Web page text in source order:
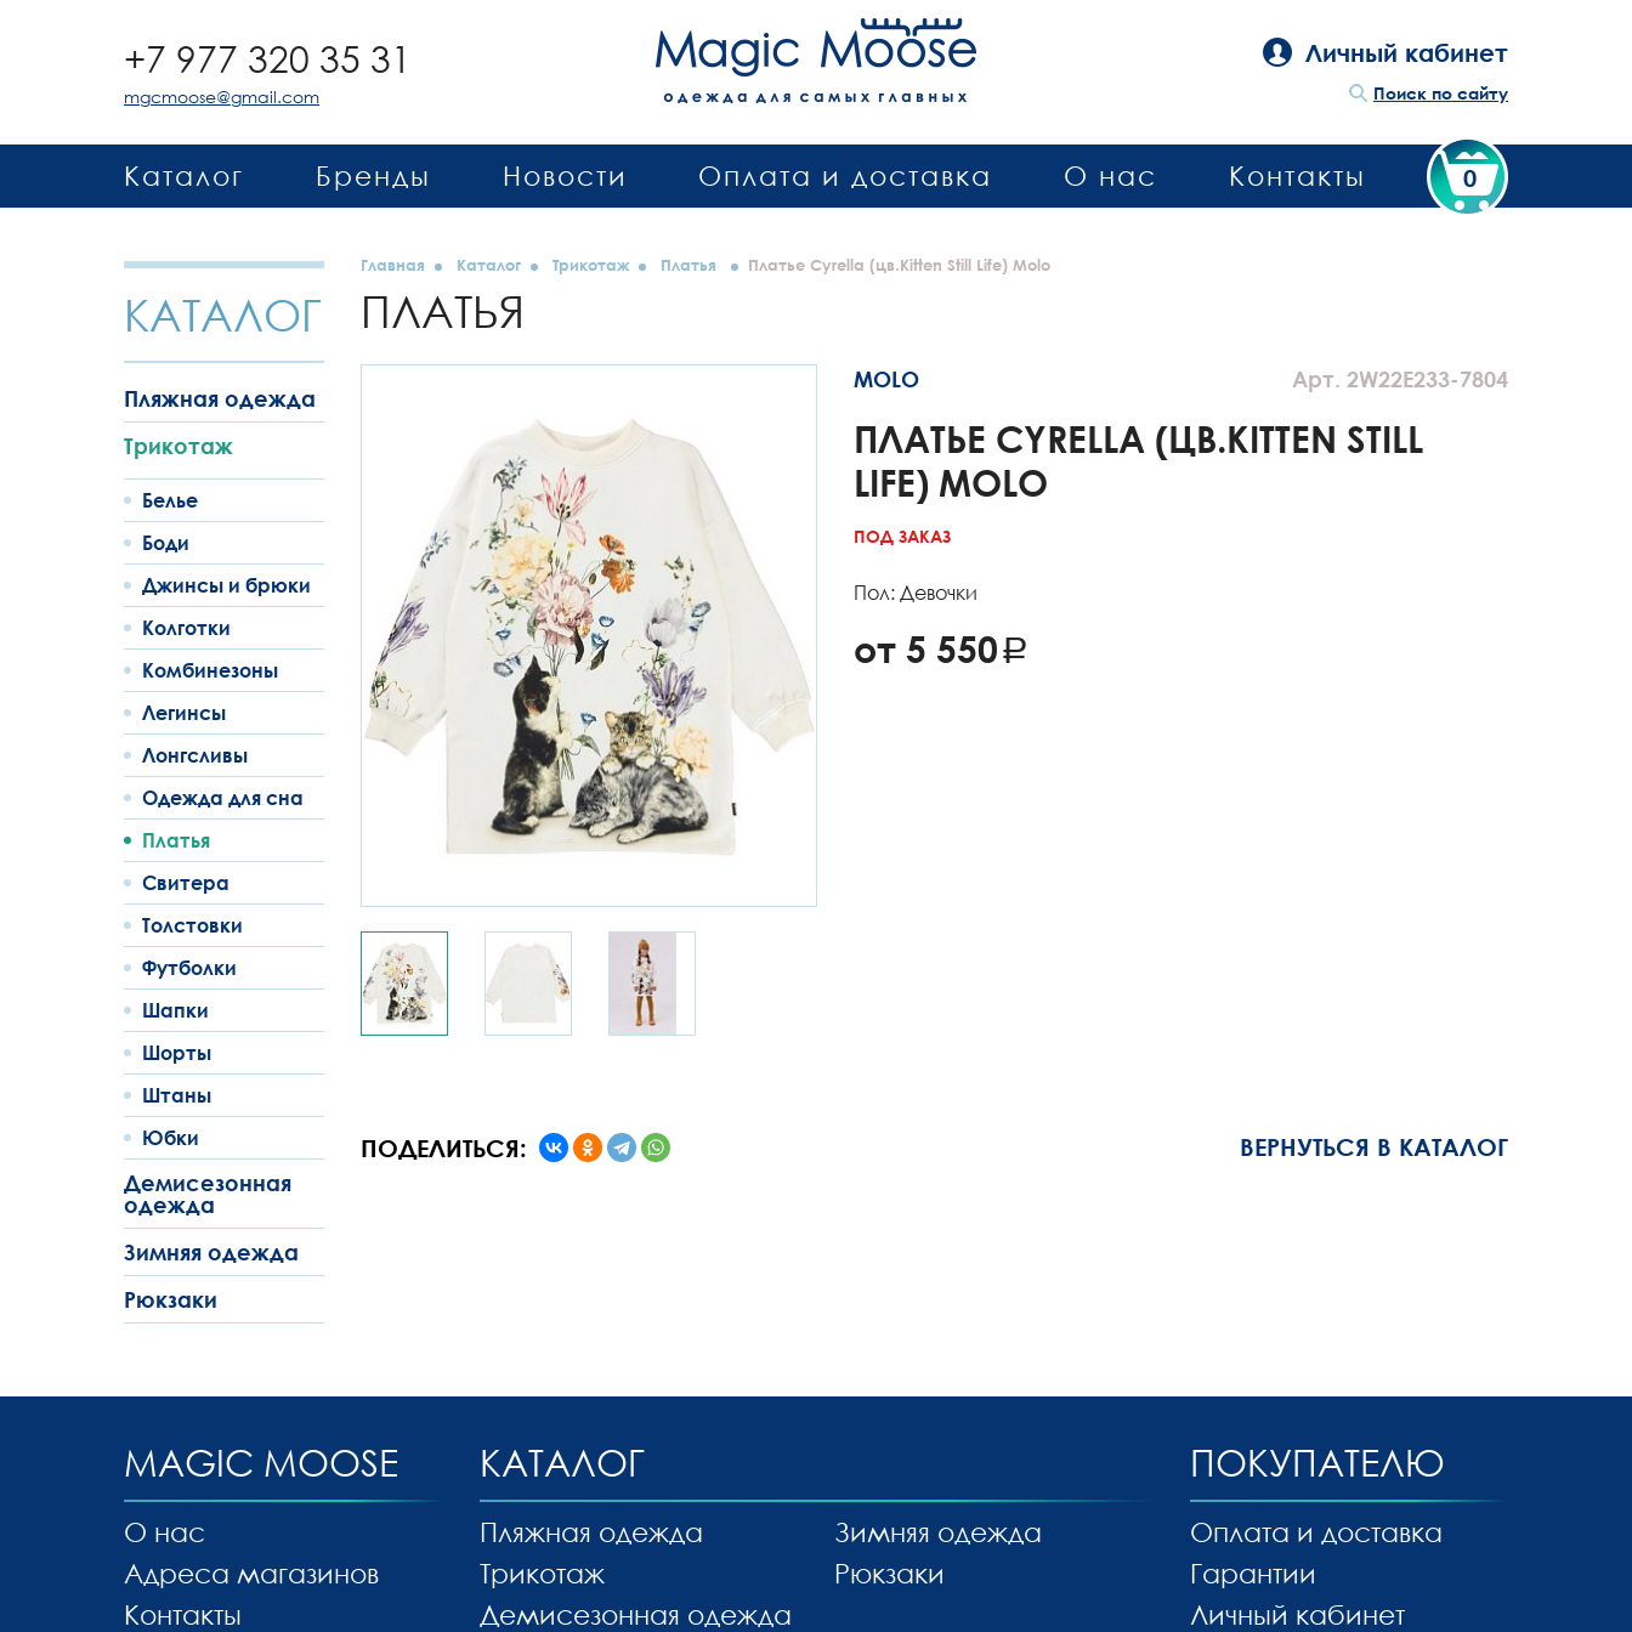
+7 977 320 35 31
mgcmoose@gmail.com
Личный кабинет
Поиск по сайту
0
Каталог Бренды Новости Оплата и доставка О нас Контакты
КАТАЛОГ
Пляжная одежда
Трикотаж
Белье
Боди
Джинсы и брюки
Колготки
Комбинезоны
Легинсы
Лонгсливы
Одежда для сна
Платья
Свитера
Толстовки
Футболки
Шапки
Шорты
Штаны
Юбки
Демисезонная
одежда
Зимняя одежда
Рюкзаки
Главная Каталог Трикотаж Платья Платье Cyrella (цв.Kitten Still Life) Molo
ПЛАТЬЯ
Арт. 2W22E233-7804
MOLO
ПЛАТЬЕ CYRELLA (ЦВ.KITTEN STILL
LIFE) MOLO
ПОД ЗАКАЗ
Пол: Девочки
от 5 550
ПОДЕЛИТЬСЯ: ВЕРНУТЬСЯ В КАТАЛОГ
MAGIC MOOSE
О нас
Адреса магазинов
Контакты
КАТАЛОГ
Пляжная одежда
Трикотаж
Демисезонная одежда
Зимняя одежда
Рюкзаки
ПОКУПАТЕЛЮ
Оплата и доставка
Гарантии
Личный кабинет